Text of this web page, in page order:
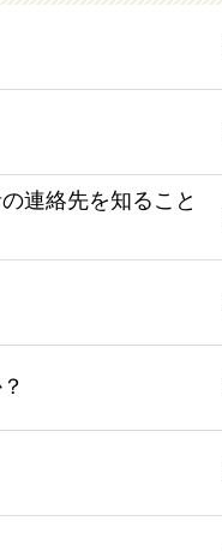
連絡先を知ること